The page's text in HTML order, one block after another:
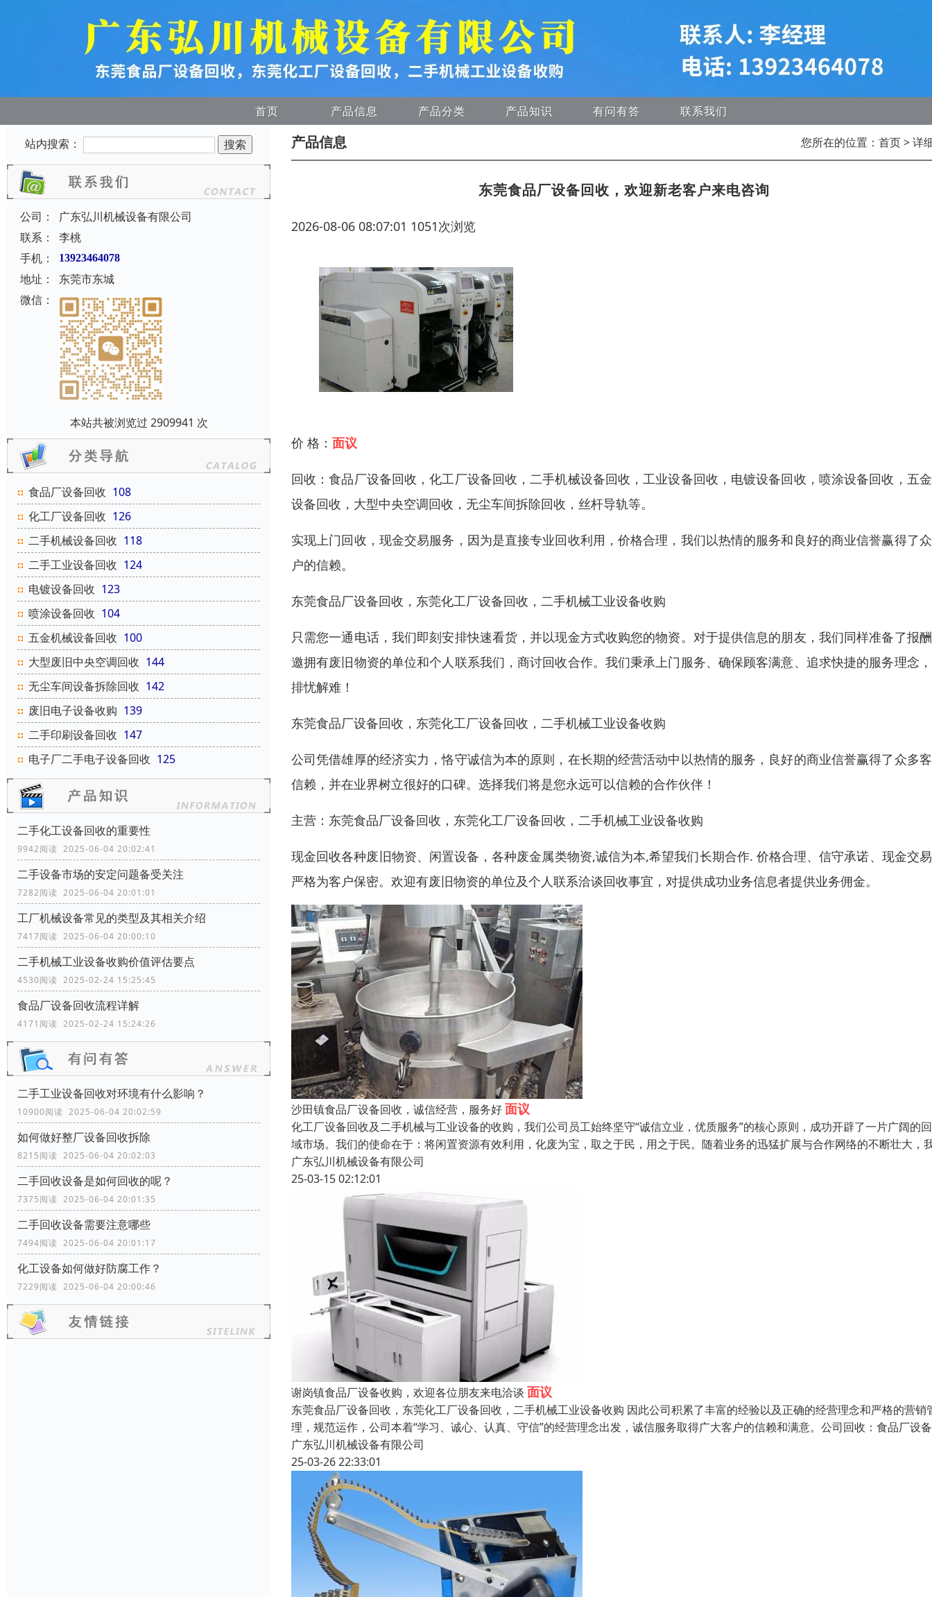
首页 产品信息 产品分类 产品知识 有问有答 联系我们
站内搜索：
公司：
广东弘川机械设备有限公司
联系：
李桃
手机：
13923464078
地址：
东莞市东城
微信：
本站共被浏览过 2909941 次
食品厂设备回收 108
化工厂设备回收 126
二手机械设备回收 118
二手工业设备回收 124
电镀设备回收 123
喷涂设备回收 104
五金机械设备回收 100
大型废旧中央空调回收 144
无尘车间设备拆除回收 142
废旧电子设备收购 139
二手印刷设备回收 147
电子厂二手电子设备回收 125
二手化工设备回收的重要性
9942阅读 2025-06-04 20:02:41
二手设备市场的安定问题备受关注
7282阅读 2025-06-04 20:01:01
工厂机械设备常见的类型及其相关介绍
7417阅读 2025-06-04 20:00:10
二手机械工业设备收购价值评估要点
4530阅读 2025-02-24 15:25:45
食品厂设备回收流程详解
4171阅读 2025-02-24 15:24:26
二手工业设备回收对环境有什么影响？
10900阅读 2025-06-04 20:02:59
如何做好整厂设备回收拆除
8215阅读 2025-06-04 20:02:03
二手回收设备是如何回收的呢？
7375阅读 2025-06-04 20:01:35
二手回收设备需要注意哪些
7494阅读 2025-06-04 20:01:17
化工设备如何做好防腐工作？
7229阅读 2025-06-04 20:00:46
产品信息 您所在的位置： 首页> 详
东莞食品厂设备回收，欢迎新老客户来电咨询
2026-08-06 08:07:01 1051次浏览
价 格： 面议
回收：食品厂设备回收，化工厂设备回收，二手机械设备回收，工业设备回收，电镀设备回收，喷涂设备回收，五
设备回收，大型中央空调回收，无尘车间拆除回收，丝杆导轨等。
实现上门回收，现金交易服务，因为是直接专业回收利用，价格合理，我们以热情的服务和良好的商业信誉赢得了
户的信赖。
东莞食品厂设备回收，东莞化工厂设备回收，二手机械工业设备收购
只需您一通电话，我们即刻安排快速看货，并以现金方式收购您的物资。对于提供信息的朋友，我们同样准备了报
邀拥有废旧物资的单位和个人联系我们，商讨回收合作。我们秉承上门服务、确保顾客满意、追求快捷的服务理念
排忧解难！
东莞食品厂设备回收，东莞化工厂设备回收，二手机械工业设备收购
公司凭借雄厚的经济实力，恪守诚信为本的原则，在长期的经营活动中以热情的服务，良好的商业信誉赢得了众多
信赖，并在业界树立很好的口碑。选择我们将是您永远可以信赖的合作伙伴！
主营：东莞食品厂设备回收，东莞化工厂设备回收，二手机械工业设备收购
现金回收各种废旧物资、闲置设备，各种废金属类物资,诚信为本,希望我们长期合作. 价格合理、信守承诺、现金交
严格为客户保密。欢迎有废旧物资的单位及个人联系洽谈回收事宜，对提供成功业务信息者提供业务佣金。
沙田镇食品厂设备回收，诚信经营，服务好面议
化工厂设备回收及二手机械与工业设备的收购，我们公司员工始终坚守“诚信立业，优质服务”的核心原则，成功开辟了一片广阔的
域市场。我们的使命在于：将闲置资源有效利用，化废为宝，取之于民，用之于民。随着业务的迅猛扩展与合作网络的不断壮大，
广东弘川机械设备有限公司
25-03-15 02:12:01
谢岗镇食品厂设备收购，欢迎各位朋友来电洽谈 面议
东莞食品厂设备回收，东莞化工厂设备回收，二手机械工业设备收购 因此公司积累了丰富的经验以及正确的经营理念和严格的营销
理，规范运作，公司本着“学习、诚心、认真、守信”的经营理念出发，诚信服务取得广大客户的信赖和满意。公司回收：食品厂设
广东弘川机械设备有限公司
25-03-26 22:33:01